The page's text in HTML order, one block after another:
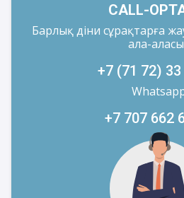
CALL-
Барлық діни сұрақтарға
ала-
+7 (71 72)
+7 707 662